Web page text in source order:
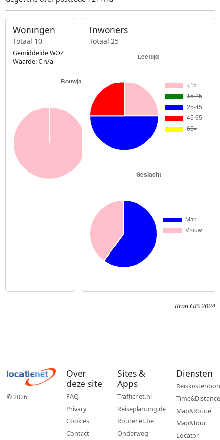
Woningen
Totaal 10
Gemiddelde WOZ
Waarde: € n/a
Inwoners
Totaal 25
Bron CBS 2024
© 2026
Over
deze site
FAQ
Privacy
Cookies
Contact
Sites &
Apps
Trafficnet.nl
Reiseplanung.de
Routenet.be
Onderweg
Diensten
Reiskostenbon
Time&Distance
Map&Route
Map&Tour
Locator